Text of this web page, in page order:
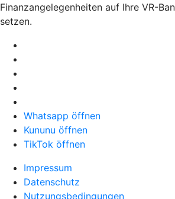
Finanzangelegenheiten auf Ihre VR-
setzen.
Whatsapp öffnen
Kununu öffnen
TikTok öffnen
Impressum
Datenschutz
Nutzungsbedingungen